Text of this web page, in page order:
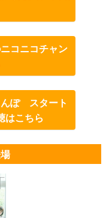
コニコチャン
んぽ スタート
はこちら